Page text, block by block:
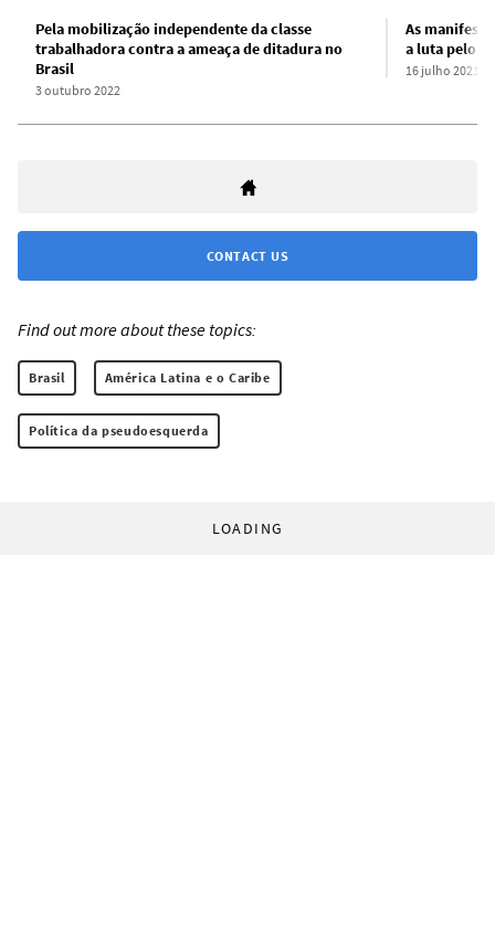
Pela mobilização independente da classe
trabalhadora contra a ameaça de ditadura no
Brasil
3 outubro 2022
As
a luta pelo
16 julho 2021
CONTACT US
Find out more about these topics:
Brasil América Latina e o Caribe
Política da pseudoesquerda
LOADING